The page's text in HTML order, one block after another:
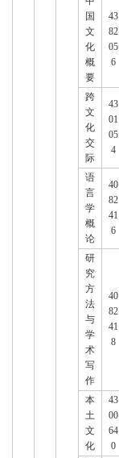
国
文
化
概
要
43
82
05
6
跨
文
化
交
际
43
01
05
4
语
言
学
概
论
40
82
41
6
研
究
方
法
与
学
术
写
作
40
82
41
8
本
土
文
化
43
00
64
0